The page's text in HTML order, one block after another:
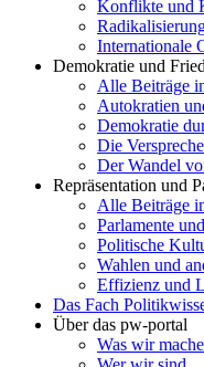
Konflikte und
Internationale
Demokratie und
Alle Beiträge
Autokratien
Demokratie
Die
Der Wandel
Repräsentation und
Alle Beiträge
Parlamente
Politische
Wahlen und
Effizienz und
Das Fach
Über das pw-portal
Was wir